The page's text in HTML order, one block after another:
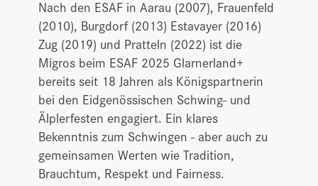
Nach den ESAF in Aarau (2007), Frauenfeld
(2010), Burgdorf (2013) Estavayer (2016)
Zug (2019) und Pratteln (2022) ist die
Migros beim ESAF 2025 Glarnerland+
bereits seit 18 Jahren als Königspartnerin
bei den Eidgenössischen Schwing- und
Älplerfesten engagiert. Ein klares
Bekenntnis zum Schwingen - aber auch zu
gemeinsamen Werten wie Tradition,
Brauchtum, Respekt und Fairness.